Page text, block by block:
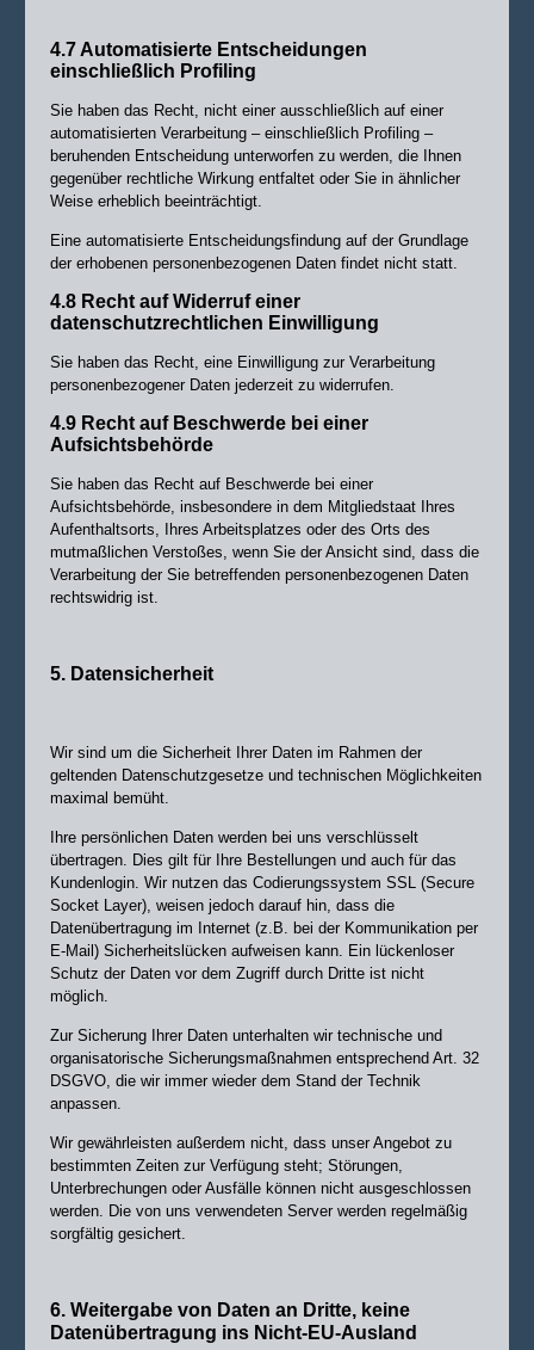
4.7 Automatisierte Entscheidungen
einschließlich Profiling
Sie haben das Recht, nicht einer ausschließlich auf einer
automatisierten Verarbeitung – einschließlich Profiling –
beruhenden Entscheidung unterworfen zu werden, die Ihnen
gegenüber rechtliche Wirkung entfaltet oder Sie in ähnlicher
Weise erheblich beeinträchtigt.
Eine automatisierte Entscheidungsfindung auf der Grundlage
der erhobenen personenbezogenen Daten findet nicht statt.
4.8 Recht auf Widerruf einer
datenschutzrechtlichen Einwilligung
Sie haben das Recht, eine Einwilligung zur Verarbeitung
personenbezogener Daten jederzeit zu widerrufen.
4.9 Recht auf Beschwerde bei einer
Aufsichtsbehörde
Sie haben das Recht auf Beschwerde bei einer
Aufsichtsbehörde, insbesondere in dem Mitgliedstaat Ihres
Aufenthaltsorts, Ihres Arbeitsplatzes oder des Orts des
mutmaßlichen Verstoßes, wenn Sie der Ansicht sind, dass die
Verarbeitung der Sie betreffenden personenbezogenen Daten
rechtswidrig ist.
5. Datensicherheit
Wir sind um die Sicherheit Ihrer Daten im Rahmen der
geltenden Datenschutzgesetze und technischen Möglichkeiten
maximal bemüht.
Ihre persönlichen Daten werden bei uns verschlüsselt
übertragen. Dies gilt für Ihre Bestellungen und auch für das
Kundenlogin. Wir nutzen das Codierungssystem SSL (Secure
Socket Layer), weisen jedoch darauf hin, dass die
Datenübertragung im Internet (z.B. bei der Kommunikation per
E-Mail) Sicherheitslücken aufweisen kann. Ein lückenloser
Schutz der Daten vor dem Zugriff durch Dritte ist nicht
möglich.
Zur Sicherung Ihrer Daten unterhalten wir technische und
organisatorische Sicherungsmaßnahmen entsprechend Art. 32
DSGVO, die wir immer wieder dem Stand der Technik
anpassen.
Wir gewährleisten außerdem nicht, dass unser Angebot zu
bestimmten Zeiten zur Verfügung steht; Störungen,
Unterbrechungen oder Ausfälle können nicht ausgeschlossen
werden. Die von uns verwendeten Server werden regelmäßig
sorgfältig gesichert.
6. Weitergabe von Daten an Dritte, keine
Datenübertragung ins Nicht-EU-Ausland